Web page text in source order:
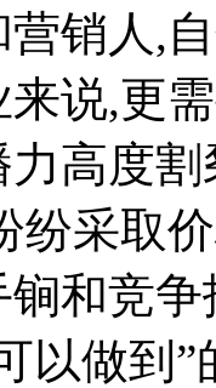
销人,
说,更
度割
纷采取
和竞
以做到